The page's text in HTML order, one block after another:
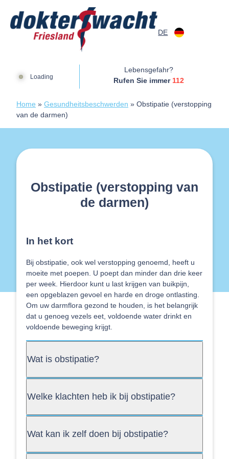
DE
Loading
Lebensgefahr?
Rufen Sie immer112
Home » Gesundheitsbeschwerden » Obstipatie (verstopping
van de darmen)
Obstipatie (verstopping van
de darmen)
In het kort
Bij obstipatie, ook wel verstopping genoemd, heeft u
moeite met poepen. U poept dan minder dan drie keer
per week. Hierdoor kunt u last krijgen van buikpijn,
een opgeblazen gevoel en harde en droge ontlasting.
Om uw darmflora gezond te houden, is het belangrijk
dat u genoeg vezels eet, voldoende water drinkt en
voldoende beweging krijgt.
Wat is obstipatie?
Welke klachten heb ik bij obstipatie?
Wat kan ik zelf doen bij obstipatie?